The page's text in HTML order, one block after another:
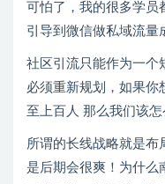
可怕了，我的很多学员
引导到微信做私域流量
社区引流只能作为一个
必须重新规划，如果
至上百人 那么我们该怎
所谓的长线战略就是布
是后期会很爽！为什么